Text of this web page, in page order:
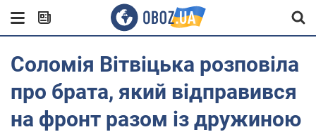
Соломія Вітвіцька розповіла
про брата, який відправився
на фронт разом із дружиною